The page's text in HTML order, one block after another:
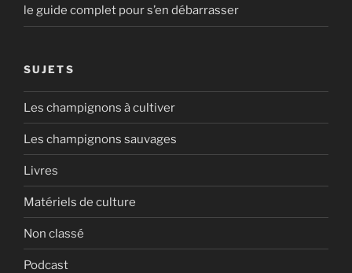
le guide complet pour s’en débarrasser
SUJETS
Les champignons à cultiver
Les champignons sauvages
Livres
Matériels de culture
Non classé
Podcast